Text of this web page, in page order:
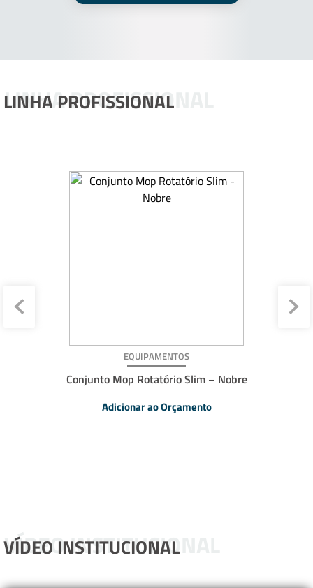
LINHA PROFISSIONAL
LINHA PROFISSIONAL
EQUIPAMENTOS
Conjunto Mop Rotatório Slim – Nobre
Adicionar ao Orçamento
VÍDEO INSTITUCIONAL
VÍDEO INSTITUCIONAL